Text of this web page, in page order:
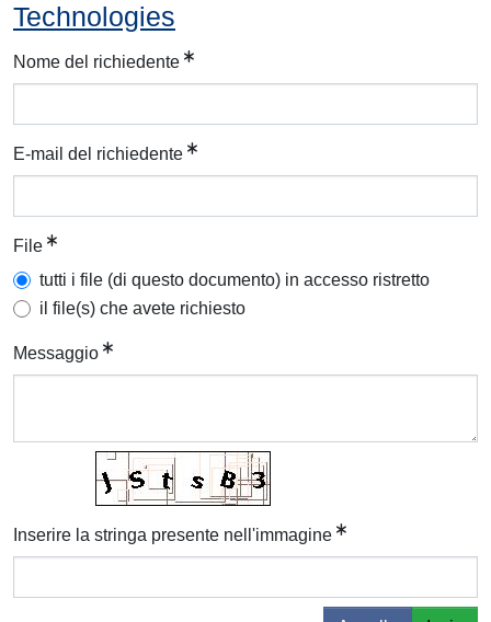
Technologies
Nome del richiedente
E-mail del richiedente
File
tutti i file (di questo documento) in accesso ristretto
il file(s) che avete richiesto
Messaggio
Inserire la stringa presente nell'immagine